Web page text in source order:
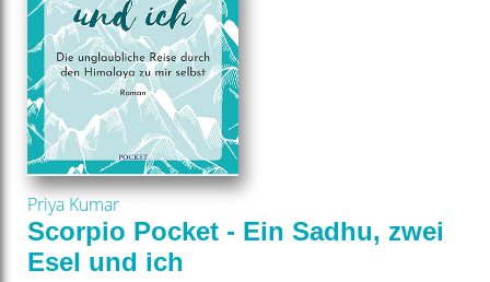
Priya Kumar
Scorpio Pocket - Ein Sadhu, zwei
Esel und ich